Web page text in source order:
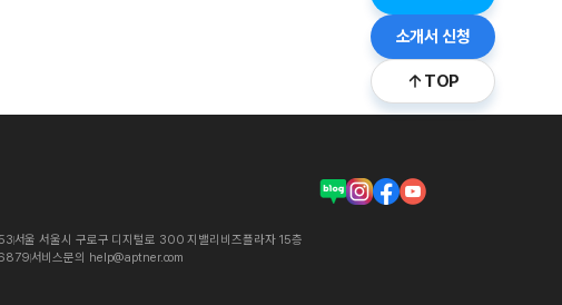
소개서 신청
TOP
서울 서울시 구로구 디지털로 300 지밸리비즈플라자 15층
서비스문의 help@aptner.com